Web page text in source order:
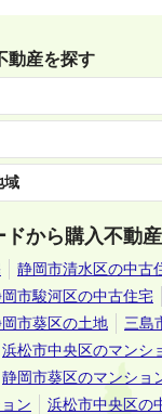
動産を探す
域
ドから購入不動
静岡市清水区の中古
市駿河区の中古住宅
市葵区の土地
三島
浜松市中央区のマンシ
静岡市葵区のマンショ
ン
浜松市中央区の